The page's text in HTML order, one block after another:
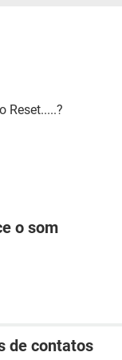
Reset.....?
o som
de contatos